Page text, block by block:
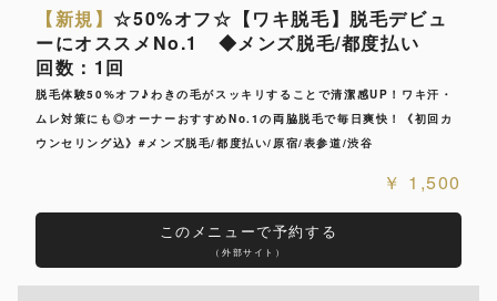
【新規】☆50%オフ☆【ワキ脱毛】脱毛デビュ
ーにオススメNo.1 ◆メンズ脱毛/都度払い
回数：1回
脱毛体験50%オフ♪わきの毛がスッキリすることで清潔感UP！ワキ汗・
ムレ対策にも◎オーナーおすすめNo.1の両脇脱毛で毎日爽快！《初回カ
ウンセリング込》#メンズ脱毛/都度払い/原宿/表参道/渋谷
1,500
このメニューで予約する
（外部サイト）